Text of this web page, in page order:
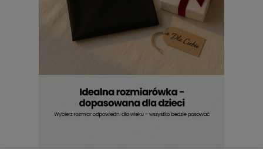
dzień. Dla najmłodszych kierowców, którzy marzą o
przygodach poza utartym szlakiem,
dziecięcy Tshirt z
nadrukiem Quad
będzie czymś więcej niż elementem
garderoby – stanie się symbolem swobody, odwagi i
dobrego humoru.